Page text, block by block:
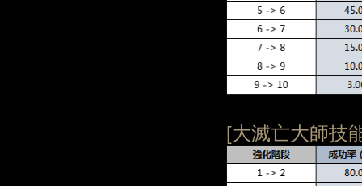
[大滅亡大師技